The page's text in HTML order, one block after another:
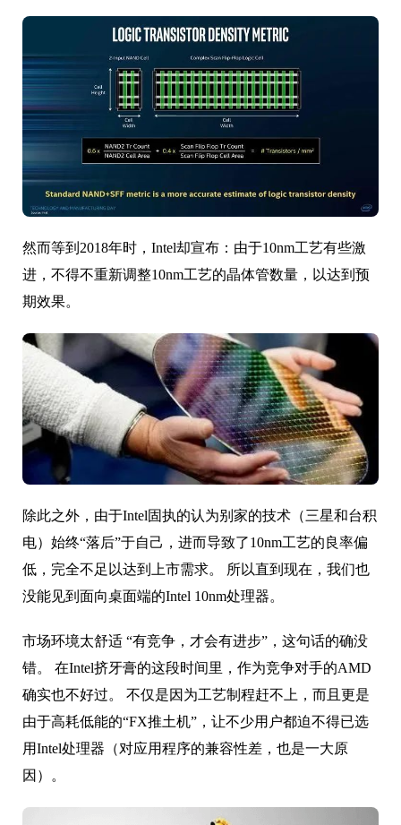
然而等到2018年时，Intel却宣布：由于10nm工艺有些激
进，不得不重新调整10nm工艺的晶体管数量，以达到预
期效果。
除此之外，由于Intel固执的认为别家的技术（三星和台积
电）始终“落后”于自己，进而导致了10nm工艺的良率偏
低，完全不足以达到上市需求。 所以直到现在，我们也
没能见到面向桌面端的Intel 10nm处理器。
市场环境太舒适 “有竞争，才会有进步”，这句话的确没
错。 在Intel挤牙膏的这段时间里，作为竞争对手的AMD
确实也不好过。 不仅是因为工艺制程赶不上，而且更是
由于高耗低能的“FX推土机”，让不少用户都迫不得已选
用Intel处理器（对应用程序的兼容性差，也是一大原
因）。